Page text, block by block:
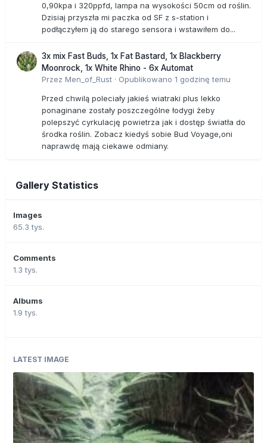
0,90kpa i 320ppfd, lampa na wysokości 50cm od roślin.
Dzisiaj przyszła mi paczka od SF z s-station i
podłączyłem ją do starego sensora i wstawiłem do...
3x mix Fast Buds, 1x Fat Bastard, 1x Blackberry
Moonrock, 1x White Rhino - 6x Automat
Przez Men_of_Rust · Opublikowano 1 godzinę temu
Przed chwilą poleciały jakieś wiatraki plus lekko
ponaginane zostały poszczególne łodygi żeby
polepszyć cyrkulację powietrza jak i dostęp światła do
środka roślin. Zobacz kiedyś sobie Bud Voyage,oni
naprawdę mają ciekawe odmiany.
Gallery Statistics
Images
65.3 tys.
Comments
1.3 tys.
Albums
1.9 tys.
LATEST IMAGE